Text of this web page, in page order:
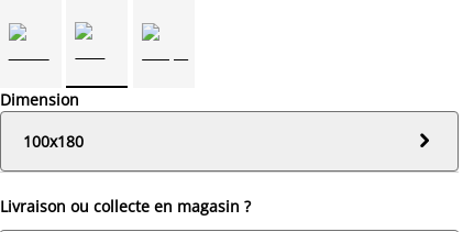
Dimension
100x180

Livraison ou collecte en magasin ?